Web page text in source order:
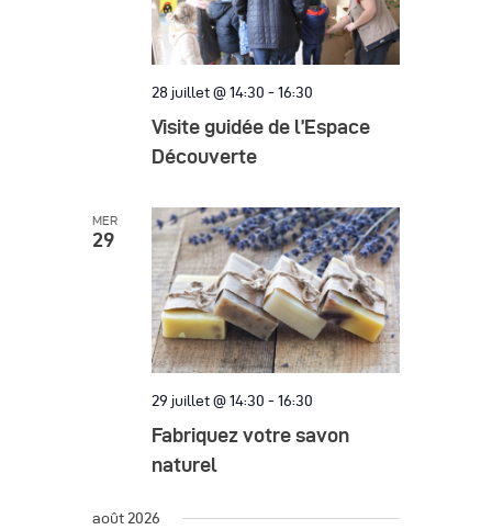
28 juillet @ 14:30 - 16:30
Visite guidée de l’Espace
Découverte
MER
29
29 juillet @ 14:30 - 16:30
Fabriquez votre savon
naturel
août 2026